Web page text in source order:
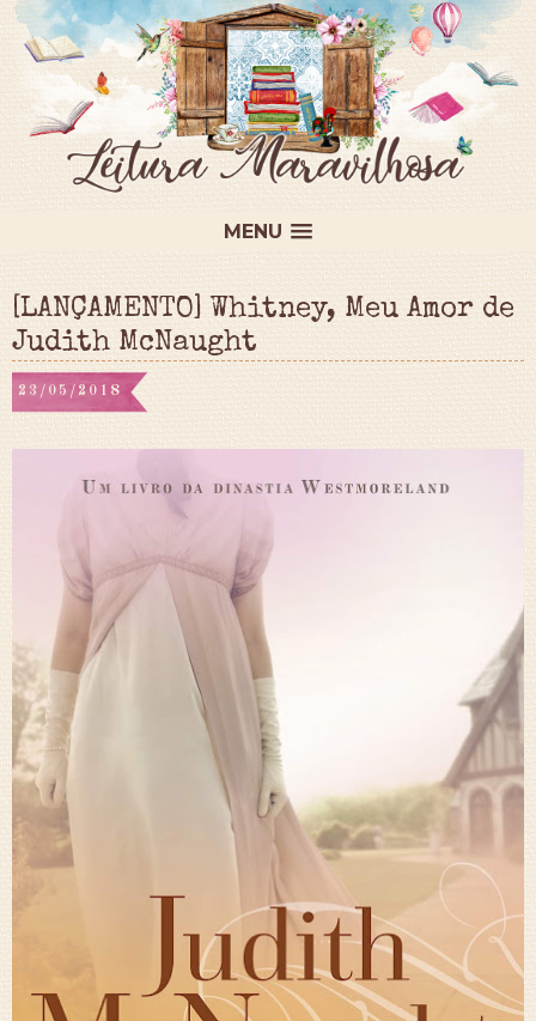
MENU
[LANÇAMENTO] Whitney, Meu Amor de
Judith McNaught
23/05/2018